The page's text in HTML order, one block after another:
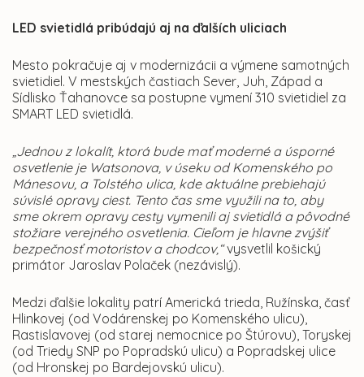
LED svietidlá pribúdajú aj na ďalších uliciach
Mesto pokračuje aj v modernizácii a výmene samotných
svietidiel. V mestských častiach Sever, Juh, Západ a
Sídlisko Ťahanovce sa postupne vymení 310 svietidiel za
SMART LED svietidlá.
„Jednou z lokalít, ktorá bude mať moderné a úsporné
osvetlenie je Watsonova, v úseku od Komenského po
Mánesovu, a Tolstého ulica, kde aktuálne prebiehajú
súvislé opravy ciest. Tento čas sme využili na to, aby
sme okrem opravy cesty vymenili aj svietidlá a pôvodné
stožiare verejného osvetlenia. Cieľom je hlavne zvýšiť
bezpečnosť motoristov a chodcov,“vysvetlil košický
primátor Jaroslav Polaček (nezávislý).
Medzi ďalšie lokality patrí Americká trieda, Ružínska, časť
Hlinkovej (od Vodárenskej po Komenského ulicu),
Rastislavovej (od starej nemocnice po Štúrovu), Toryskej
(od Triedy SNP po Popradskú ulicu) a Popradskej ulice
(od Hronskej po Bardejovskú ulicu).